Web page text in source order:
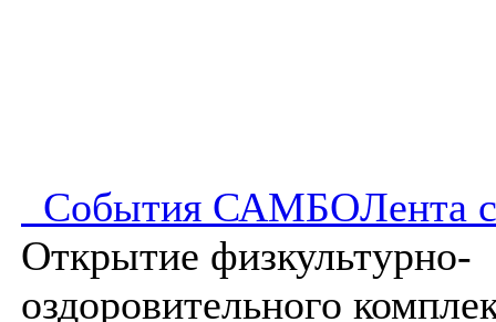
События САМБОЛента
Открытие физкультурно-
оздоровительного